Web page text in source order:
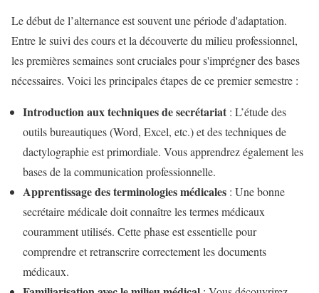
Le début de l’alternance est souvent une période d'adaptation.
Entre le suivi des cours et la découverte du milieu professionnel,
les premières semaines sont cruciales pour s'imprégner des bases
nécessaires. Voici les principales étapes de ce premier semestre :
Introduction aux techniques de secrétariat : L’étude des
outils bureautiques (Word, Excel, etc.) et des techniques de
dactylographie est primordiale. Vous apprendrez également les
bases de la communication professionnelle.
Apprentissage des terminologies médicales : Une bonne
secrétaire médicale doit connaître les termes médicaux
couramment utilisés. Cette phase est essentielle pour
comprendre et retranscrire correctement les documents
médicaux.